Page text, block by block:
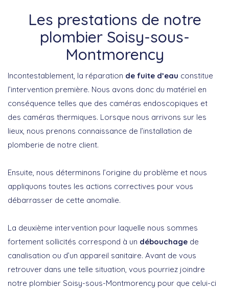
Les prestations de notre
plombier Soisy-sous-
Montmorency
Incontestablement, la réparation de fuite d’eau constitue
l’intervention première. Nous avons donc du matériel en
conséquence telles que des caméras endoscopiques et
des caméras thermiques. Lorsque nous arrivons sur les
lieux, nous prenons connaissance de l’installation de
plomberie de notre client.
Ensuite, nous déterminons l’origine du problème et nous
appliquons toutes les actions correctives pour vous
débarrasser de cette anomalie.
La deuxième intervention pour laquelle nous sommes
fortement sollicités correspond à un débouchage de
canalisation ou d’un appareil sanitaire. Avant de vous
retrouver dans une telle situation, vous pourriez joindre
notre plombier Soisy-sous-Montmorency pour que celui-ci